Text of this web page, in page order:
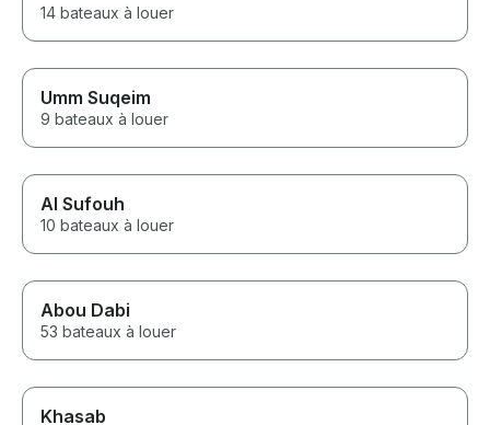
14 bateaux à louer
Umm Suqeim
9 bateaux à louer
Al Sufouh
10 bateaux à louer
Abou Dabi
53 bateaux à louer
Khasab